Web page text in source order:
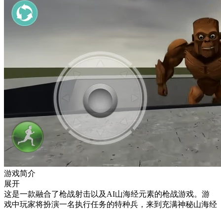
游戏简介
展开
这是一款融合了枪战射击以及AI山海经元素的枪战游戏。游
戏中玩家将扮演一名执行任务的特种兵，来到充满神秘山海经